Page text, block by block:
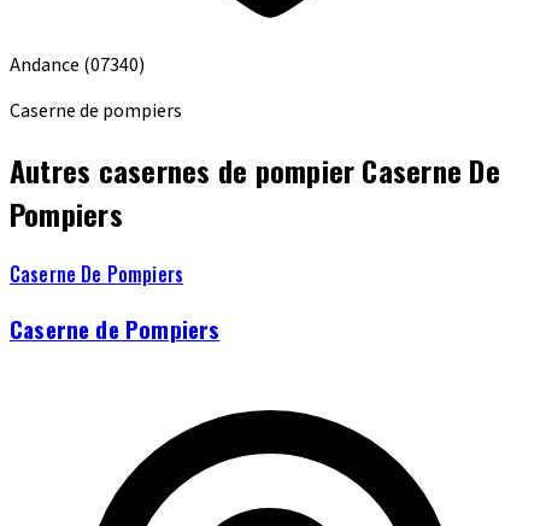
Andance (07340)
Caserne de pompiers
Autres casernes de pompier Caserne De
Pompiers
Caserne De Pompiers
Caserne de Pompiers